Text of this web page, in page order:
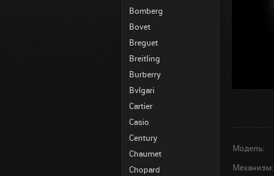
Bomberg
Bovet
Breguet
Breitling
Burberry
Bvlgari
Cartier
Casio
Century
Chaumet
Chopard
Модель:
Механизм: